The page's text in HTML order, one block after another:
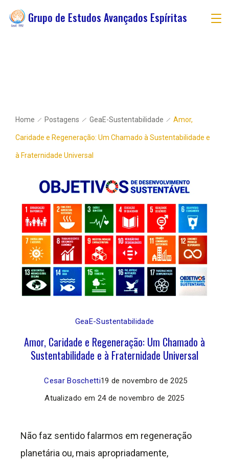
Grupo de Estudos Avançados Espíritas
Home Postagens GeaE-Sustentabilidade Amor,
Caridade e Regeneração: Um Chamado à Sustentabilidade e
à Fraternidade Universal
GeaE-Sustentabilidade
Amor, Caridade e Regeneração: Um Chamado à
Sustentabilidade e à Fraternidade Universal
Cesar Boschetti19 de novembro de 2025
Atualizado em 24 de novembro de 2025
Não faz sentido falarmos em regeneração
planetária ou, mais apropriadamente,